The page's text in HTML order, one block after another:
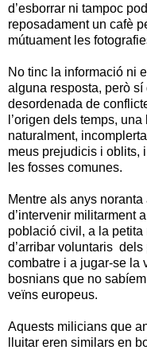
d’esborrar ni tampoc
reposadament un cafè
mútuament les
No tinc la informació ni
alguna resposta, però
desordenada de
l’origen dels temps,
naturalment,
meus prejudicis i oblits,
les fosses comunes.
Mentre als anys
d’intervenir militarment
població civil, a la
d’arribar voluntaris
combatre i a jugar-se la
bosnians que no
veïns europeus.
Aquests milicians que
lluitar eren similars en